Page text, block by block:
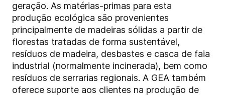
geração. As matérias-primas para esta
produção ecológica são provenientes
principalmente de madeiras sólidas a partir de
florestas tratadas de forma sustentável,
resíduos de madeira, desbastes e casca de faia
industrial (normalmente incinerada), bem como
resíduos de serrarias regionais. A GEA também
oferece suporte aos clientes na produção de